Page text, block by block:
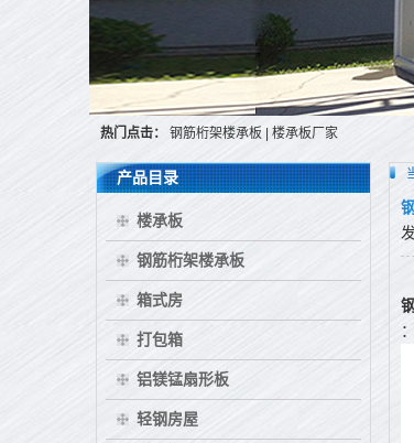
热门点击： 钢筋桁架楼承板 楼承板厂家
：
产品目录
楼承板
钢筋桁架楼承板
箱式房
打包箱
铝镁锰扇形板
轻钢房屋